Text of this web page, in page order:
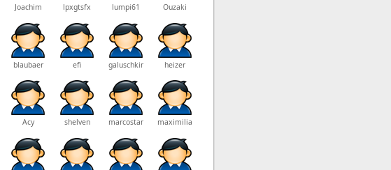
Joachim lpxgtsfx lumpi61 Ouzaki
blaubaer efi galuschkin1 heizer
Acy shelven marcostamm maximilian.fischer